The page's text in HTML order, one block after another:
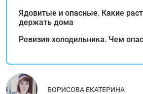
Ядовитые и опасные. Какие
держать дома
Ревизия холодильника. Чем
БОРИСОВА ЕКАТЕРИНА